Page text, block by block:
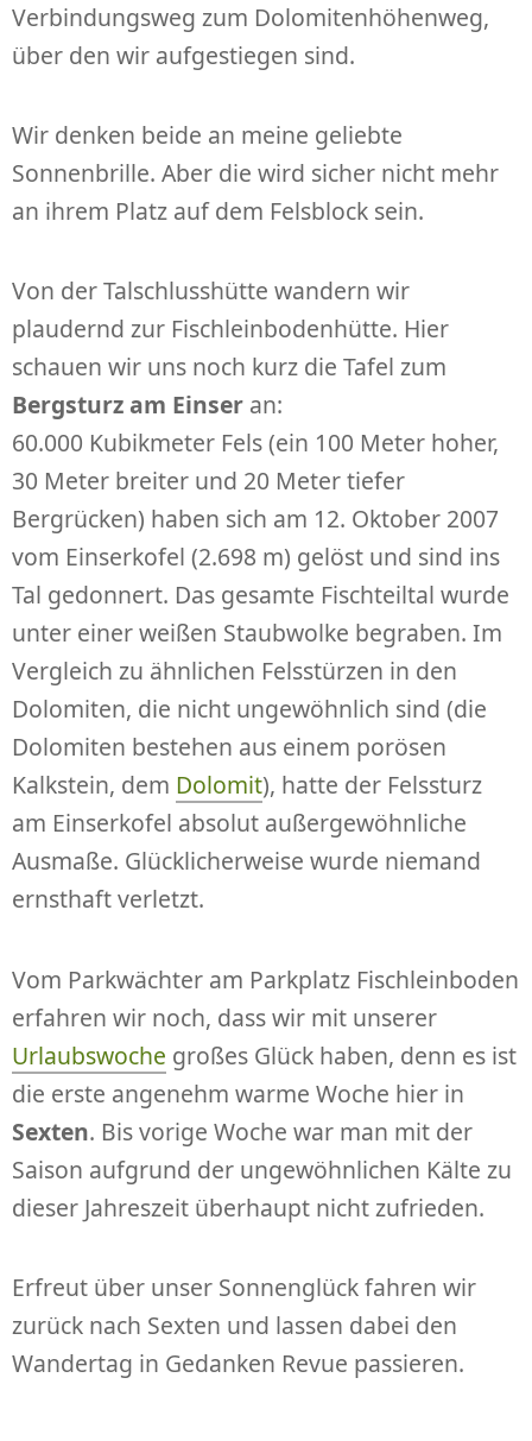
Verbindungsweg zum Dolomitenhöhenweg,
über den wir aufgestiegen sind.
Wir denken beide an meine geliebte
Sonnenbrille. Aber die wird sicher nicht mehr
an ihrem Platz auf dem Felsblock sein.
Von der Talschlusshütte wandern wir
plaudernd zur Fischleinbodenhütte. Hier
schauen wir uns noch kurz die Tafel zum
Bergsturz am Einser an:
60.000 Kubikmeter Fels (ein 100 Meter hoher,
30 Meter breiter und 20 Meter tiefer
Bergrücken) haben sich am 12. Oktober 2007
vom Einserkofel (2.698 m) gelöst und sind ins
Tal gedonnert. Das gesamte Fischteiltal wurde
unter einer weißen Staubwolke begraben. Im
Vergleich zu ähnlichen Felsstürzen in den
Dolomiten, die nicht ungewöhnlich sind (die
Dolomiten bestehen aus einem porösen
Kalkstein, dem Dolomit), hatte der Felssturz
am Einserkofel absolut außergewöhnliche
Ausmaße. Glücklicherweise wurde niemand
ernsthaft verletzt.
Vom Parkwächter am Parkplatz Fischleinboden
erfahren wir noch, dass wir mit unserer
Urlaubswoche großes Glück haben, denn es ist
die erste angenehm warme Woche hier in
Sexten. Bis vorige Woche war man mit der
Saison aufgrund der ungewöhnlichen Kälte zu
dieser Jahreszeit überhaupt nicht zufrieden.
Erfreut über unser Sonnenglück fahren wir
zurück nach Sexten und lassen dabei den
Wandertag in Gedanken Revue passieren.